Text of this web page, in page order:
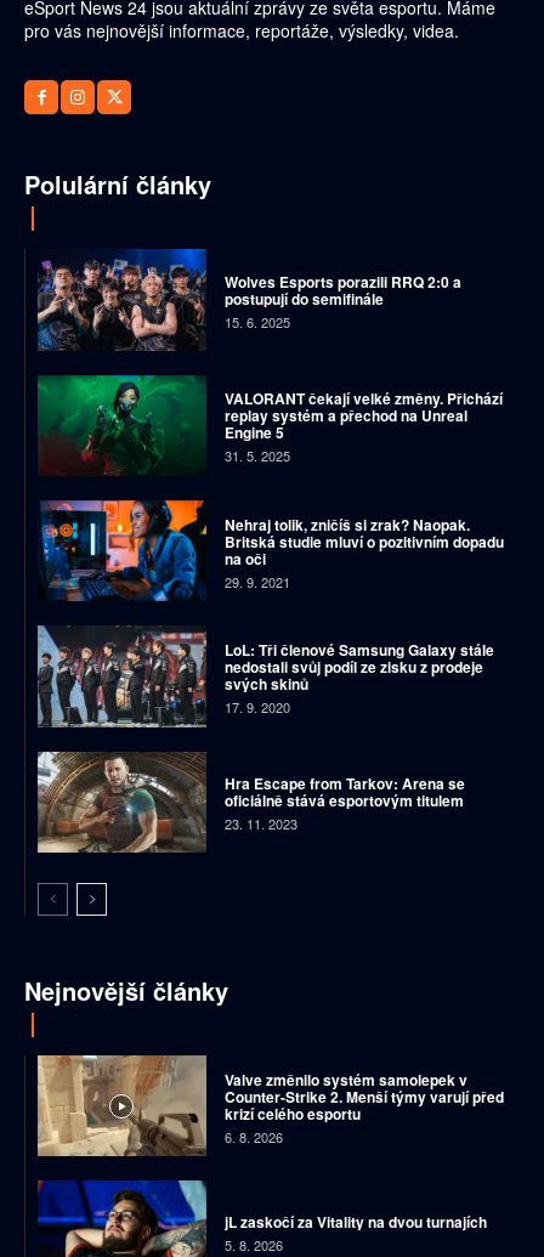
eSport News 24 jsou aktuální zprávy ze světa esportu. Máme
pro vás nejnovější informace, reportáže, výsledky, videa.
Polulární články
Wolves Esports porazili RRQ 2:0 a
postupují do semifinále
15. 6. 2025
VALORANT čekají velké změny. Přichází
replay systém a přechod na Unreal
Engine 5
31. 5. 2025
Nehraj tolik, zničíš si zrak? Naopak.
Britská studie mluví o pozitivním dopadu
na oči
29. 9. 2021
LoL: Tři členové Samsung Galaxy stále
nedostali svůj podíl ze zisku z prodeje
svých skinů
17. 9. 2020
Hra Escape from Tarkov: Arena se
oficiálně stává esportovým titulem
23. 11. 2023
Nejnovější články
Valve změnilo systém samolepek v
Counter-Strike 2. Menší týmy varují před
krizí celého esportu
6. 8. 2026
jL zaskočí za Vitality na dvou turnajích
5. 8. 2026